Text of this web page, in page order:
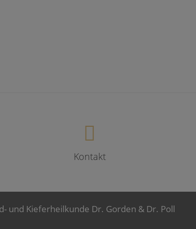
Kontakt
und Kieferheilkunde Dr. Gorden & Dr. Poll